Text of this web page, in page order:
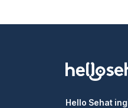
Hello Sehat